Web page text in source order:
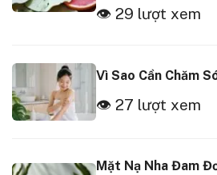
👁 29 lượt xem
Vì Sao Cần Chăm
👁 27 lượt xem
Mặt Nạ Nha Đam